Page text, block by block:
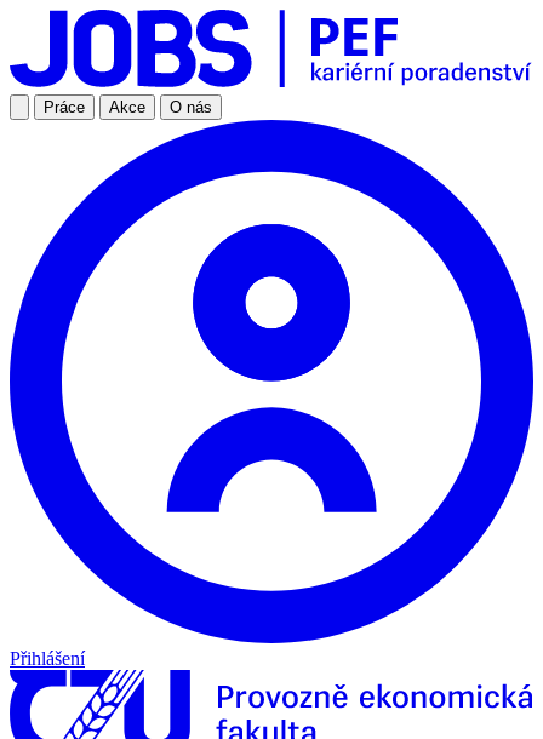
Práce Akce O nás
Přihlášení